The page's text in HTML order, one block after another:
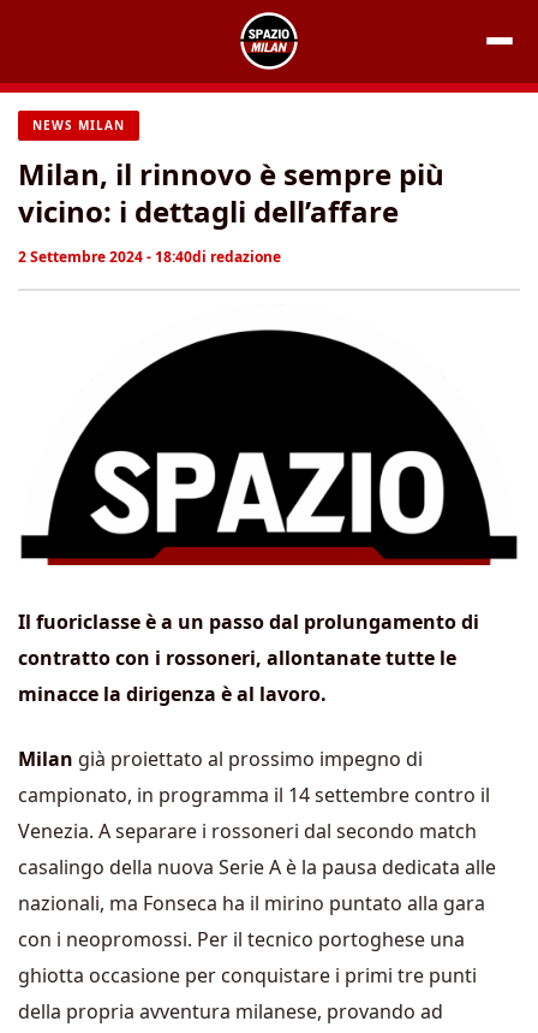
contenuto
NEWS MILAN
Milan, il rinnovo è sempre più
vicino: i dettagli dell’affare
2 Settembre 2024 - 18:40di redazione
Il fuoriclasse è a un passo dal prolungamento di
contratto con i rossoneri, allontanate tutte le
minacce la dirigenza è al lavoro.
Milan già proiettato al prossimo impegno di
campionato, in programma il 14 settembre contro il
Venezia. A separare i rossoneri dal secondo match
casalingo della nuova Serie A è la pausa dedicata alle
nazionali, ma Fonseca ha il mirino puntato alla gara
con i neopromossi. Per il tecnico portoghese una
ghiotta occasione per conquistare i primi tre punti
della propria avventura milanese, provando ad